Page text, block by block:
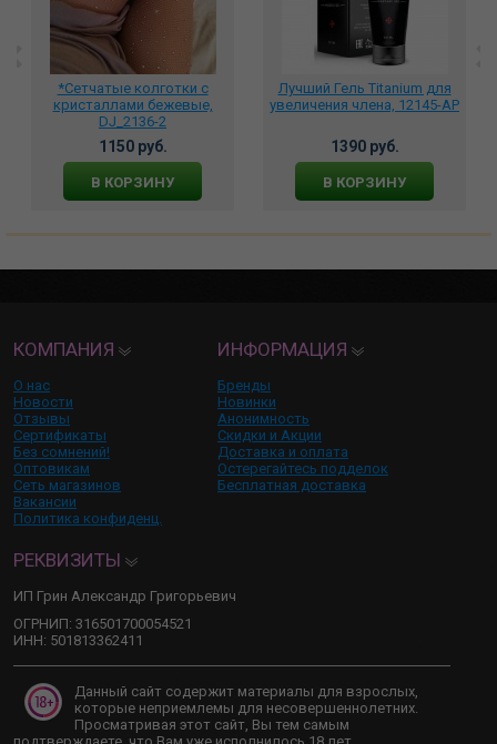
*Сетчатые колготки с
кристаллами бежевые,
DJ_2136-2
1150 руб.
В КОРЗИНУ
Лучший Гель Titanium для
увеличения члена, 12145-AP
1390 руб.
В КОРЗИНУ
КОМПАНИЯ
О нас
Новости
Отзывы
Сертификаты
Без сомнений!
Оптовикам
Сеть магазинов
Вакансии
Политика конфиденц.
ИНФОРМАЦИЯ
Бренды
Новинки
Анонимность
Скидки и Акции
Доставка и оплата
Остерегайтесь подделок
Бесплатная доставка
РЕКВИЗИТЫ
ИП Грин Александр Григорьевич
ОГРНИП: 316501700054521
ИНН: 501813362411
Данный сайт содержит материалы для взрослых,
которые неприемлемы для несовершеннолетних.
Просматривая этот сайт, Вы тем самым